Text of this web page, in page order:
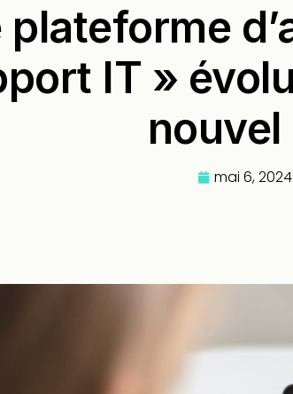
IT »
mai 6, 2024